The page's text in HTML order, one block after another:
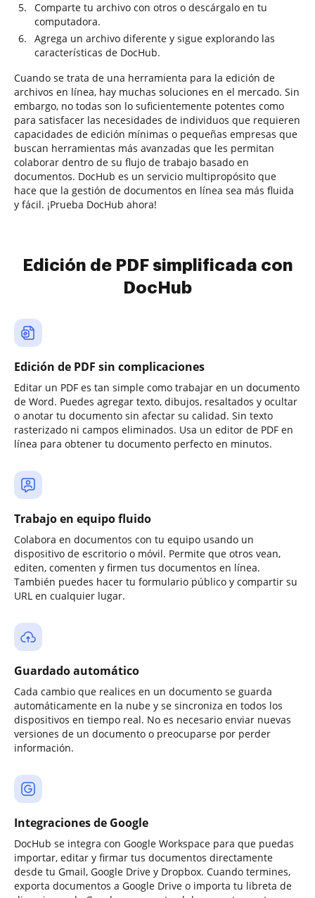
Comparte tu archivo con otros o descárgalo en tu
computadora.
Agrega un archivo diferente y sigue explorando las
características de DocHub.
Cuando se trata de una herramienta para la edición de
archivos en línea, hay muchas soluciones en el mercado. Sin
embargo, no todas son lo suficientemente potentes como
para satisfacer las necesidades de individuos que requieren
capacidades de edición mínimas o pequeñas empresas que
buscan herramientas más avanzadas que les permitan
colaborar dentro de su flujo de trabajo basado en
documentos. DocHub es un servicio multipropósito que
hace que la gestión de documentos en línea sea más fluida
y fácil. ¡Prueba DocHub ahora!
Edición de PDF simplificada con
DocHub
Edición de PDF sin complicaciones
Editar un PDF es tan simple como trabajar en un documento
de Word. Puedes agregar texto, dibujos, resaltados y ocultar
o anotar tu documento sin afectar su calidad. Sin texto
rasterizado ni campos eliminados. Usa un editor de PDF en
línea para obtener tu documento perfecto en minutos.
Trabajo en equipo fluido
Colabora en documentos con tu equipo usando un
dispositivo de escritorio o móvil. Permite que otros vean,
editen, comenten y firmen tus documentos en línea.
También puedes hacer tu formulario público y compartir su
URL en cualquier lugar.
Guardado automático
Cada cambio que realices en un documento se guarda
automáticamente en la nube y se sincroniza en todos los
dispositivos en tiempo real. No es necesario enviar nuevas
versiones de un documento o preocuparse por perder
información.
Integraciones de Google
DocHub se integra con Google Workspace para que puedas
importar, editar y firmar tus documentos directamente
desde tu Gmail, Google Drive y Dropbox. Cuando termines,
exporta documentos a Google Drive o importa tu libreta de